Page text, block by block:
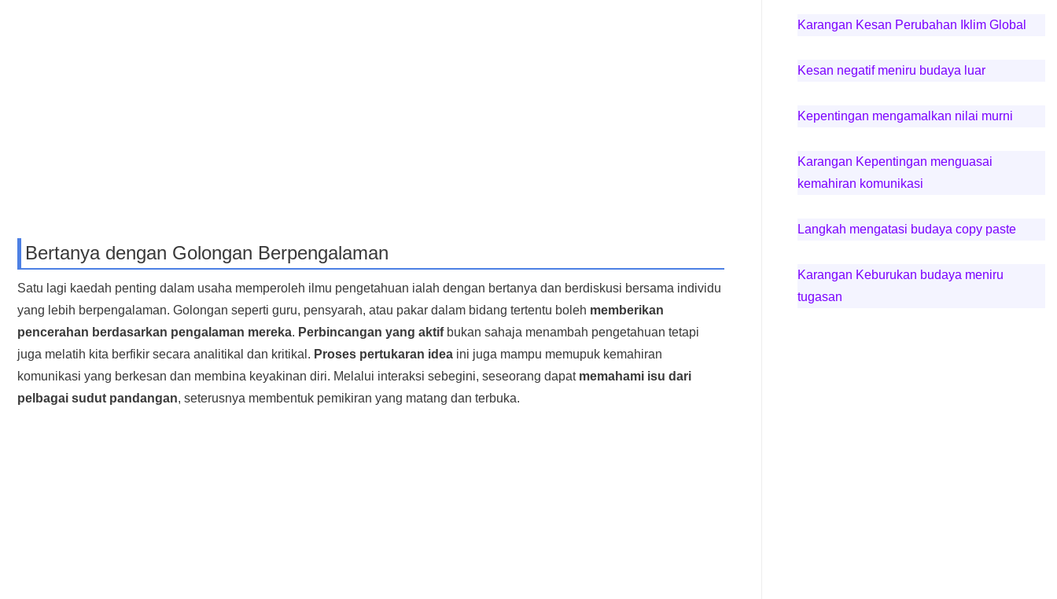
Bertanya dengan Golongan Berpengalaman
Satu lagi kaedah penting dalam usaha memperoleh ilmu pengetahuan ialah dengan bertanya dan berdiskusi bersama individu
yang lebih berpengalaman. Golongan seperti guru, pensyarah, atau pakar dalam bidang tertentu boleh memberikan
pencerahan berdasarkan pengalaman mereka. Perbincangan yang aktifbukan sahaja menambah pengetahuan tetapi
juga melatih kita berfikir secara analitikal dan kritikal. Proses pertukaran ideaini juga mampu memupuk kemahiran
komunikasi yang berkesan dan membina keyakinan diri. Melalui interaksi sebegini, seseorang dapat memahami isu dari
pelbagai sudut pandangan, seterusnya membentuk pemikiran yang matang dan terbuka.
Karangan Kesan Perubahan Iklim Global
Kesan negatif meniru budaya luar
Kepentingan mengamalkan nilai murni
Karangan Kepentingan menguasai
kemahiran komunikasi
Langkah mengatasi budaya copy paste
Karangan Keburukan budaya meniru
tugasan